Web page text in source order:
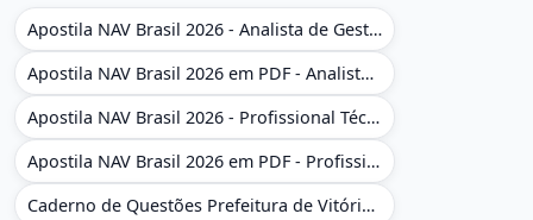
Apostila NAV Brasil 2026 - Analista de Gestão
Apostila NAV Brasil 2026 em PDF - Analista de Gestão
Apostila NAV Brasil 2026 - Profissional Técnico de Navegação Aérea - Operador de Torre de Controle
Apostila NAV Brasil 2026 em PDF - Profissional Técnico de Navegação Aérea - Operador de Torre de Controle
Caderno de Questões Prefeitura de Vitória da Conquista - BA - Conhecimentos Gerais - 450 Questões Gabaritadas